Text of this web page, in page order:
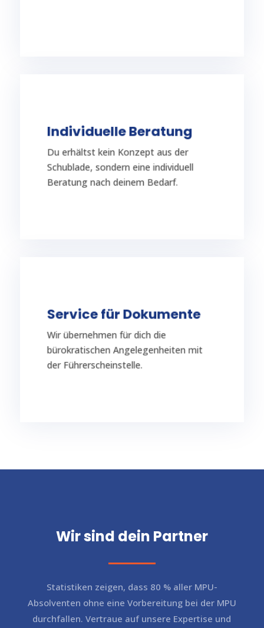
Individuelle Beratung
Du erhältst kein Konzept aus der
Schublade, sondern eine individuell
Beratung nach deinem Bedarf.
Individuelle Beratung
Dich erwarten intensive Einzeltrainings
individuell auf deine Situation
abgestimmt.
Service für Dokumente
Wir übernehmen für dich die
bürokratischen Angelegenheiten mit
der Führerscheinstelle.
Service für Dokumente
Durch unsere Erfahrung wissen wir, wie
beschleunigt werden.
Wir sind dein Partner
Statistiken zeigen, dass 80 % aller MPU-
Absolventen ohne eine Vorbereitung bei der MPU
durchfallen. Vertraue auf unsere Expertise und